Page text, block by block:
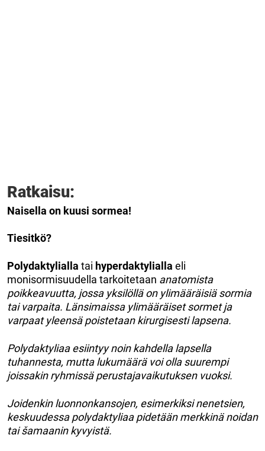
Ratkaisu:
Naisella on kuusi sormea!
Tiesitkö?
Polydaktylialla tai hyperdaktylialla eli
monisormisuudella tarkoitetaan anatomista
poikkeavuutta, jossa yksilöllä on ylimääräisiä sormia
tai varpaita. Länsimaissa ylimääräiset sormet ja
varpaat yleensä poistetaan kirurgisesti lapsena.
Polydaktyliaa esiintyy noin kahdella lapsella
tuhannesta, mutta lukumäärä voi olla suurempi
joissakin ryhmissä perustajavaikutuksen vuoksi.
Joidenkin luonnonkansojen, esimerkiksi nenetsien,
keskuudessa polydaktyliaa pidetään merkkinä noidan
tai šamaanin kyvyistä.